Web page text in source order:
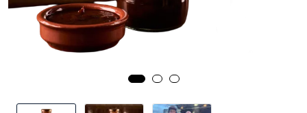
Inspirasjon
Leverandører